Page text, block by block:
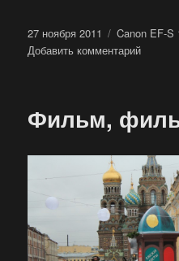
Опубликовано
27 ноября 2011 Метки
Canon EF-S
Добавить комментарийк
Фильм,